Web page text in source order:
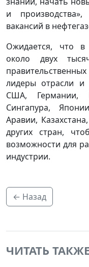
и
вакансий в
Ожидается, что в
около двух
лидеры отрасли и
США, Германии,
Сингапура,
Аравии,
других стран,
возможности для
индустрии.
← Назад
ЧИТАТЬ ТАКЖЕ